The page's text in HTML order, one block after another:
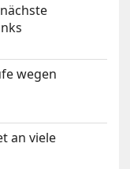
wegen
an viele